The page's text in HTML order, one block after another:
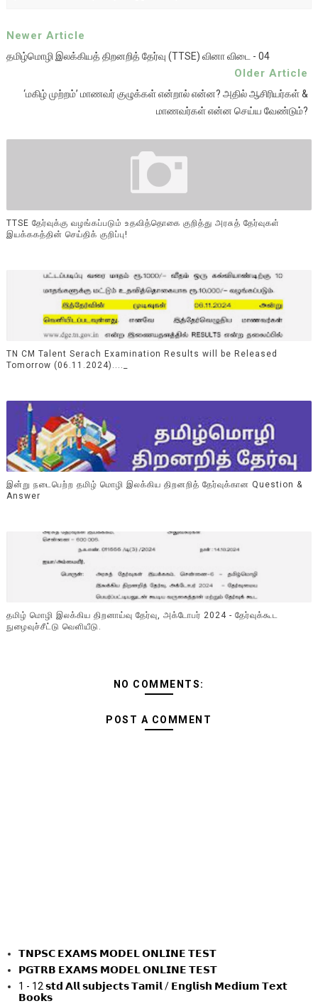
Newer Article
தமிழ்மொழி இலக்கியத் திறனறித் தேர்வு (TTSE) வினா விடை - 04
Older Article
‘மகிழ் முற்றம்’ மாணவர் குழுக்கள் என்றால் என்ன? அதில் ஆசிரியர்கள் &
மாணவர்கள் என்ன செய்ய வேண்டும்?
TTSE தேர்வுக்கு வழங்கப்படும் உதவித்தொகை குறித்து அரசுத் தேர்வுகள்
இயக்ககத்தின் செய்திக் குறிப்பு!
TN CM Talent Serach Examination Results will be Released
Tomorrow (06.11.2024)...._
இன்று நடைபெற்ற தமிழ் மொழி இலக்கிய திறனறித் தேர்வுக்கான Question &
Answer
தமிழ் மொழி இலக்கிய திறனாய்வு தேர்வு, அக்டோபர் 2024 - தேர்வுக்கூட
நுழைவுச்சீட்டு வெளியீடு.
NO COMMENTS:
POST A COMMENT
𝗧𝗡𝗣𝗦𝗖 𝗘𝗫𝗔𝗠𝗦 𝗠𝗢𝗗𝗘𝗟 𝗢𝗡𝗟𝗜𝗡𝗘 𝗧𝗘𝗦𝗧
𝗣𝗚𝗧𝗥𝗕 𝗘𝗫𝗔𝗠𝗦 𝗠𝗢𝗗𝗘𝗟 𝗢𝗡𝗟𝗜𝗡𝗘 𝗧𝗘𝗦𝗧
1 - 12 𝘀𝘁𝗱 𝗔𝗹𝗹 𝘀𝘂𝗯𝗷𝗲𝗰𝘁𝘀 𝗧𝗮𝗺𝗶𝗹 / 𝗘𝗻𝗴𝗹𝗶𝘀𝗵 𝗠𝗲𝗱𝗶𝘂𝗺 𝗧𝗲𝘅𝘁
𝗕𝗼𝗼𝗸𝘀